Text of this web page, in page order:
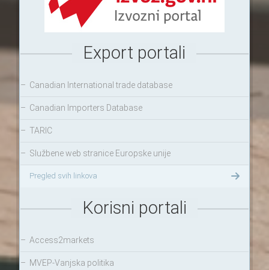
Export portali
– Canadian International trade database
– Canadian Importers Database
– TARIC
– Službene web stranice Europske unije
Pregled svih linkova
Korisni portali
– Access2markets
– MVEP-Vanjska politika